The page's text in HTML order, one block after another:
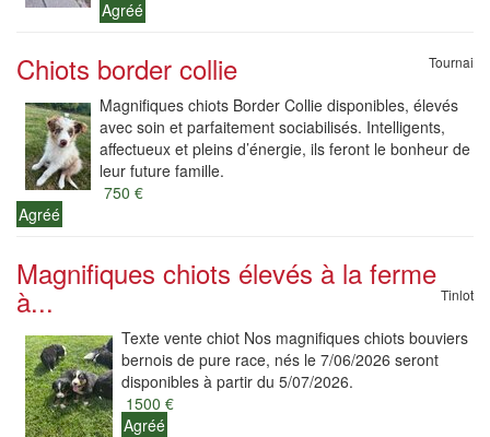
Agréé
Chiots border collie Tournai
Magnifiques chiots Border Collie disponibles, élevés
avec soin et parfaitement sociabilisés. Intelligents,
affectueux et pleins d’énergie, ils feront le bonheur de
leur future famille.
750 €
Agréé
Magnifiques chiots élevés à la ferme
à... Tinlot
Texte vente chiot Nos magnifiques chiots bouviers
bernois de pure race, nés le 7/06/2026 seront
disponibles à partir du 5/07/2026.
1500 €
Agréé